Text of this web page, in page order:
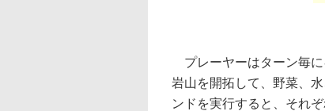
プレーヤーはターン毎に
岩山を開拓して、野菜、
ンドを実行すると、それ